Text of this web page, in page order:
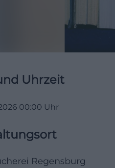
Uhrzeit
00:00 Uhr
Regensburg